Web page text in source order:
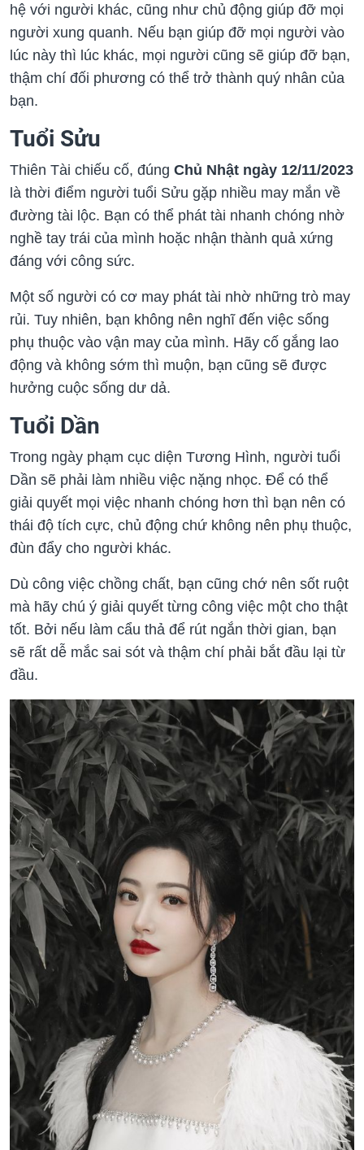
hệ với người khác, cũng như chủ động giúp đỡ mọi
người xung quanh. Nếu bạn giúp đỡ mọi người vào
lúc này thì lúc khác, mọi người cũng sẽ giúp đỡ bạn,
thậm chí đối phương có thể trở thành quý nhân của
bạn.
Tuổi Sửu
Thiên Tài chiếu cố, đúng Chủ Nhật ngày 12/11/2023
là thời điểm người tuổi Sửu gặp nhiều may mắn về
đường tài lộc. Bạn có thể phát tài nhanh chóng nhờ
nghề tay trái của mình hoặc nhận thành quả xứng
đáng với công sức.
Một số người có cơ may phát tài nhờ những trò may
rủi. Tuy nhiên, bạn không nên nghĩ đến việc sống
phụ thuộc vào vận may của mình. Hãy cố gắng lao
động và không sớm thì muộn, bạn cũng sẽ được
hưởng cuộc sống dư dả.
Tuổi Dần
Trong ngày phạm cục diện Tương Hình, người tuổi
Dần sẽ phải làm nhiều việc nặng nhọc. Để có thể
giải quyết mọi việc nhanh chóng hơn thì bạn nên có
thái độ tích cực, chủ động chứ không nên phụ thuộc,
đùn đẩy cho người khác.
Dù công việc chồng chất, bạn cũng chớ nên sốt ruột
mà hãy chú ý giải quyết từng công việc một cho thật
tốt. Bởi nếu làm cẩu thả để rút ngắn thời gian, bạn
sẽ rất dễ mắc sai sót và thậm chí phải bắt đầu lại từ
đầu.